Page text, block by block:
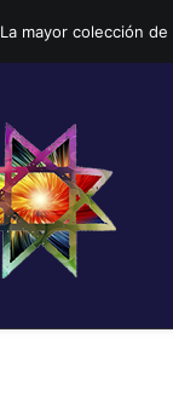
La mayor colección